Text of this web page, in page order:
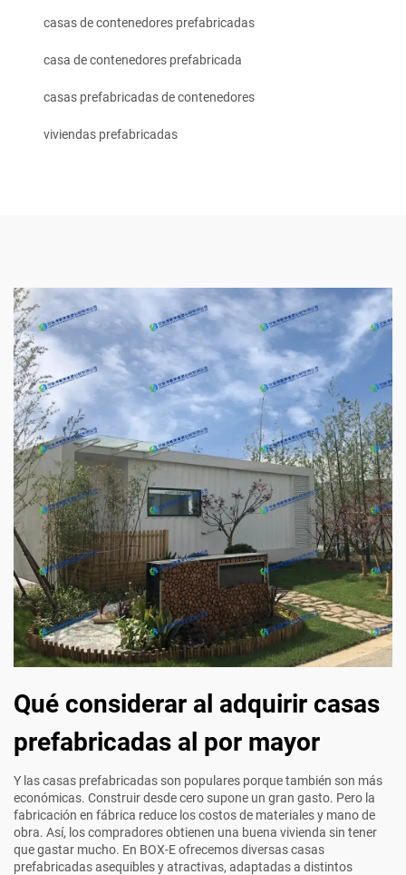
casas de contenedores prefabricadas
casa de contenedores prefabricada
casas prefabricadas de contenedores
viviendas prefabricadas
Qué considerar al adquirir casas
prefabricadas al por mayor
Y las casas prefabricadas son populares porque también son más
económicas. Construir desde cero supone un gran gasto. Pero la
fabricación en fábrica reduce los costos de materiales y mano de
obra. Así, los compradores obtienen una buena vivienda sin tener
que gastar mucho. En BOX-E ofrecemos diversas casas
prefabricadas asequibles y atractivas, adaptadas a distintos